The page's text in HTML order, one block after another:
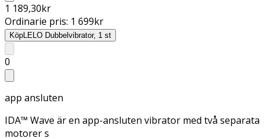
1 189,30kr
Ordinarie pris: 1 699kr
KöpLELO Dubbelvibrator, 1 st
0
app ansluten
IDA™ Wave är en app-ansluten vibrator med två separata
motorer s